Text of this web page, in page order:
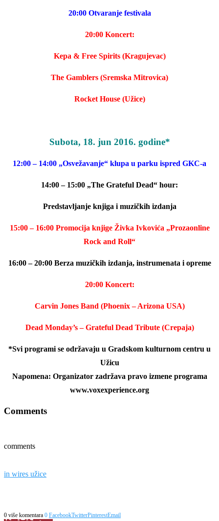
20:00 Otvaranje festivala
20:00 Koncert:
Kepa & Free Spirits (Kragujevac)
The Gamblers (Sremska Mitrovica)
Rocket House (Užice)
Subota, 18. jun 2016. godine*
12:00 – 14:00 „Osvežavanje“ klupa u parku ispred GKC-a
14:00 – 15:00 „The Grateful Dead“ hour:
Predstavljanje knjiga i muzičkih izdanja
15:00 – 16:00 Promocija knjige Živka Ivkovića „Prozaonline
Rock and Roll“
16:00 – 20:00 Berza muzičkih izdanja, instrumenata i opreme
20:00 Koncert:
Carvin Jones Band (Phoenix – Arizona USA)
Dead Monday’s – Grateful Dead Tribute (Crepaja)
*Svi programi se održavaju u Gradskom kulturnom centru u
Užicu
Napomena: Organizator zadržava pravo izmene programa
www.voxexperience.org
Comments
comments
in wires užice
0 više komentara 0 FacebookTwitterPinterestEmail